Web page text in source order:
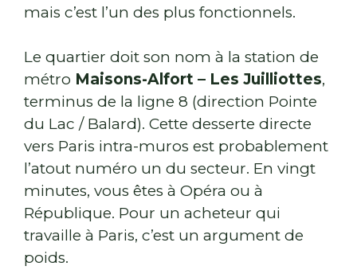
mais c’est l’un des plus fonctionnels.
Le quartier doit son nom à la station de
métro Maisons-Alfort – Les Juilliottes,
terminus de la ligne 8 (direction Pointe
du Lac / Balard). Cette desserte directe
vers Paris intra-muros est probablement
l’atout numéro un du secteur. En vingt
minutes, vous êtes à Opéra ou à
République. Pour un acheteur qui
travaille à Paris, c’est un argument de
poids.